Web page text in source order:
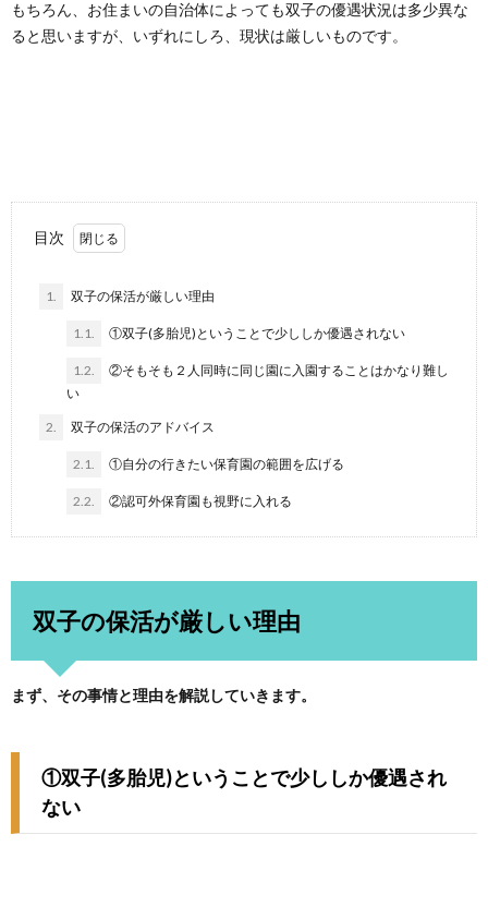
もちろん、お住まいの自治体によっても双子の優遇状況は多少異な
ると思いますが、いずれにしろ、現状は厳しいものです。
目次
1. 双子の保活が厳しい理由
1.1. ①双子(多胎児)ということで少ししか優遇されない
1.2.
②そもそも２人同時に同じ園に入園することはかなり難し
い
2. 双子の保活のアドバイス
2.1. ①自分の行きたい保育園の範囲を広げる
2.2. ②認可外保育園も視野に入れる
双子の保活が厳しい理由
まず、その事情と理由を解説していきます。
①双子(多胎児)ということで少ししか優遇され
ない